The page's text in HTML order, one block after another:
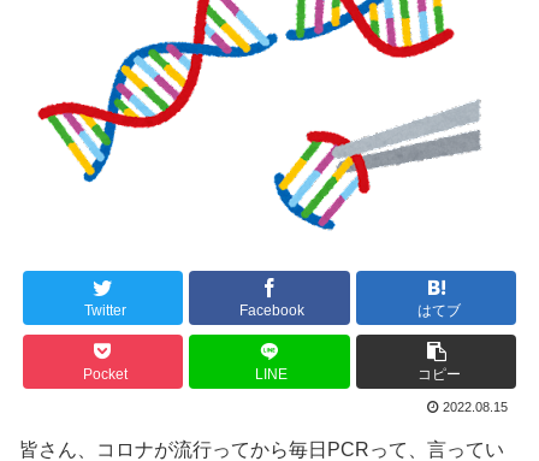
Twitter Facebook はてブ
Pocket LINE コピー
2022.08.15
皆さん、コロナが流行ってから毎日PCRって、言ってい